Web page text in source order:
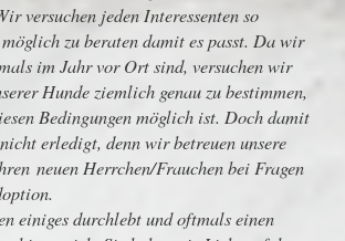
versuchen jeden Interessenten so
zu beraten damit es passt. Da wir
im Jahr vor Ort sind, versuchen wir
Hunde ziemlich genau zu bestimmen,
Bedingungen möglich ist. Doch damit
erledigt, denn wir betreuen unsere
neuen Herrchen/Frauchen bei Fragen
einiges durchlebt und oftmals einen